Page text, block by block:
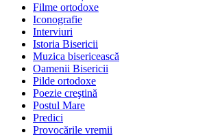
Filme ortodoxe
Iconografie
Interviuri
Istoria Bisericii
Muzica bisericească
Oamenii Bisericii
Pilde ortodoxe
Poezie creştină
Postul Mare
Predici
Provocările vremii